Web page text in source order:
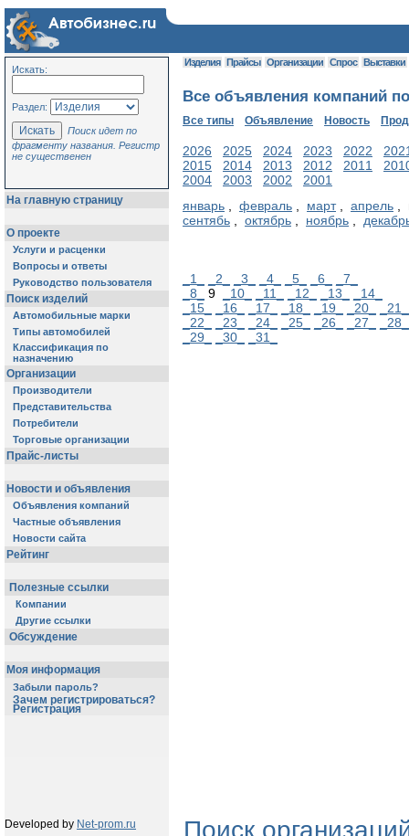
Искать:
Раздел:
Поиск идет по
фрагменту названия. Регистр
не существенен
На главную страницу
О проекте
Услуги и расценки
Вопросы и ответы
Руководство пользователя
Поиск изделий
Автомобильные марки
Типы автомобилей
Классификация по
назначению
Организации
Производители
Представительства
Потребители
Торговые организации
Прайс-листы
Новости и объявления
Объявления компаний
Частные объявления
Новости сайта
Рейтинг
Полезные ссылки
Компании
Другие ссылки
Обсуждение
Моя информация
Забыли пароль?
Зачем регистрироваться?
Регистрация
Изделия Прайсы Организации Спрос Выставки
Все объявления компаний
Все типы Объявление Новость
2026 2025 2024 2023 2022
2015
2014 2013 2012 2011
2004
2003 2002
2001
январь , февраль , март, апрель ,
сентябь , октябрь , ноябрь ,
_1_ _2_ _3_ _4_ _5_ _6_
_7_
_8_
9 _10_ _11_ _12_ _13_
_14_
_15_
_16_ _17_ _18_ _19_ _20_
_21_
_22_
_23_ _24_ _25_ _26_ _27_
_28_
_29_
_30_ _31_
Developed by Net-prom.ru Поиск